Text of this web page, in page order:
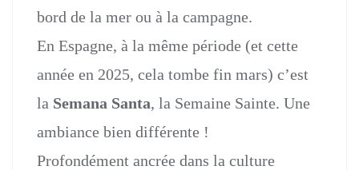
bord de la mer ou à la campagne.
En Espagne, à la même période (et cette
année en 2025, cela tombe fin mars) c’est
la Semana Santa, la Semaine Sainte. Une
ambiance bien différente !
Profondément ancrée dans la culture